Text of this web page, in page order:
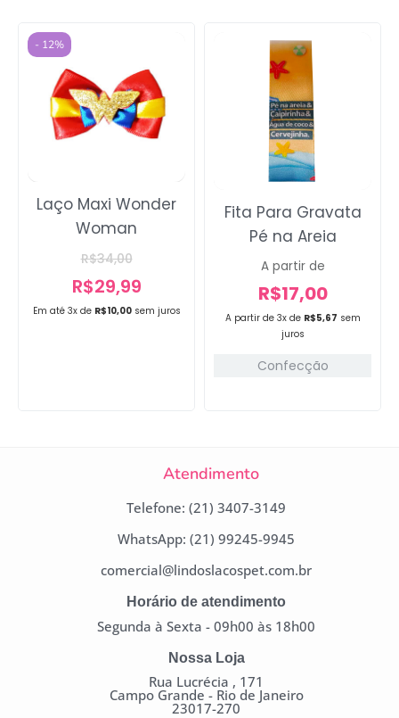
- 12%
Em até 3x de R$10,00 sem juros
Laço Maxi Wonder
Woman
R$34,00
R$29,99
A partir de 3x de R$5,67 sem
juros
Fita Para Gravata
Pé na Areia
A partir de
R$17,00
Confecção
Atendimento
Telefone: (21) 3407-3149
WhatsApp: (21) 99245-9945
comercial@lindoslacospet.com.br
Horário de atendimento
Segunda à Sexta - 09h00 às 18h00
Nossa Loja
Rua Lucrécia , 171
Campo Grande - Rio de Janeiro
23017-270